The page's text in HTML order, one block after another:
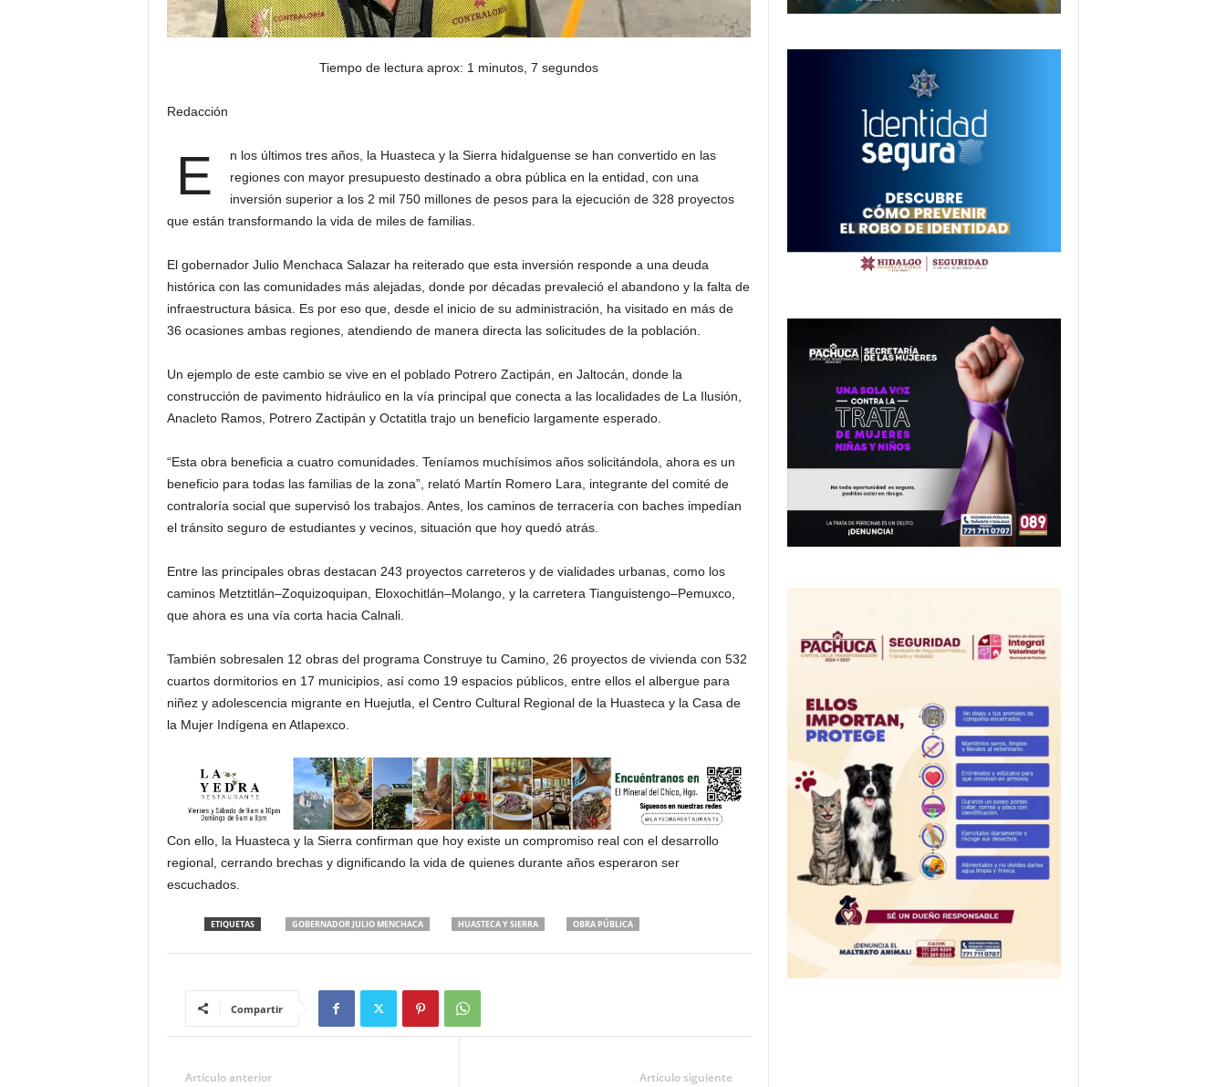
Tiempo de lectura aprox: 1 minutos, 7 segundos
Redacción
E
n los últimos tres años, la Huasteca y la Sierra hidalguense se han convertido en las
regiones con mayor presupuesto destinado a obra pública en la entidad, con una
inversión superior a los 2 mil 750 millones de pesos para la ejecución de 328 proyectos
que están transformando la vida de miles de familias.
El gobernador Julio Menchaca Salazar ha reiterado que esta inversión responde a una deuda
histórica con las comunidades más alejadas, donde por décadas prevaleció el abandono y la falta de
infraestructura básica. Es por eso que, desde el inicio de su administración, ha visitado en más de
36 ocasiones ambas regiones, atendiendo de manera directa las solicitudes de la población.
Un ejemplo de este cambio se vive en el poblado Potrero Zactipán, en Jaltocán, donde la
construcción de pavimento hidráulico en la vía principal que conecta a las localidades de La Ilusión,
Anacleto Ramos, Potrero Zactipán y Octatitla trajo un beneficio largamente esperado.
“Esta obra beneficia a cuatro comunidades. Teníamos muchísimos años solicitándola, ahora es un
beneficio para todas las familias de la zona”, relató Martín Romero Lara, integrante del comité de
contraloría social que supervisó los trabajos. Antes, los caminos de terracería con baches impedían
el tránsito seguro de estudiantes y vecinos, situación que hoy quedó atrás.
Entre las principales obras destacan 243 proyectos carreteros y de vialidades urbanas, como los
caminos Metztitlán–Zoquizoquipan, Eloxochitlán–Molango, y la carretera Tianguistengo–Pemuxco,
que ahora es una vía corta hacia Calnali.
También sobresalen 12 obras del programa Construye tu Camino, 26 proyectos de vivienda con 532
cuartos dormitorios en 17 municipios, así como 19 espacios públicos, entre ellos el albergue para
niñez y adolescencia migrante en Huejutla, el Centro Cultural Regional de la Huasteca y la Casa de
la Mujer Indígena en Atlapexco.
Con ello, la Huasteca y la Sierra confirman que hoy existe un compromiso real con el desarrollo
regional, cerrando brechas y dignificando la vida de quienes durante años esperaron ser
escuchados.
ETIQUETAS GOBERNADOR JULIO MENCHACA HUASTECA Y SIERRA OBRA PÚBLICA
Compartir
Artículo anterior Artículo siguiente